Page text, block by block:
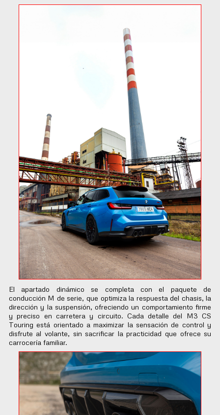
El apartado dinámico se completa con el paquete de
conducción M de serie, que optimiza la respuesta del chasis, la
dirección y la suspensión, ofreciendo un comportamiento firme
y preciso en carretera y circuito. Cada detalle del M3 CS
Touring está orientado a maximizar la sensación de control y
disfrute al volante, sin sacrificar la practicidad que ofrece su
carrocería familiar.